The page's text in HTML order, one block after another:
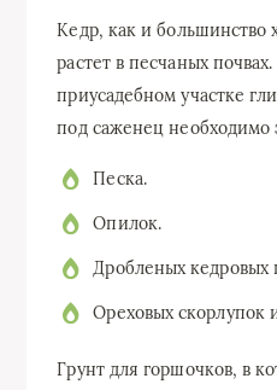
Кедр, как и большинство
растет в песчаных
приусадебном участке
под саженец необходимо
Песка.
Опилок.
Дробленых
Ореховых скорлупок
Грунт для горшочков, в